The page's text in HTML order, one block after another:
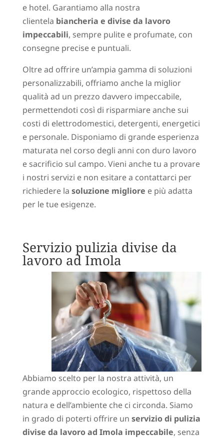
e hotel. Garantiamo alla nostra
clientela biancheria e divise da lavoro
impeccabili, sempre pulite e profumate, con
consegne precise e puntuali.
Oltre ad offrire un’ampia gamma di soluzioni
personalizzabili, offriamo anche la miglior
qualità ad un prezzo davvero impeccabile,
permettendoti così di risparmiare anche sui
costi di elettrodomestici, detergenti, energetici
e personale. Disponiamo di grande esperienza
maturata nel corso degli anni con duro lavoro
e sacrificio sul campo. Vieni anche tu a provare
i nostri servizi e non esitare a contattarci per
richiedere la soluzione migliore e più adatta
per le tue esigenze.
Servizio pulizia divise da
lavoro ad Imola
Abbiamo scelto per la nostra attività, un
grande approccio ecologico, rispettoso della
natura e dell’ambiente che ci circonda. Siamo
in grado di poterti offrire un servizio di pulizia
divise da lavoro ad Imola impeccabile, senza